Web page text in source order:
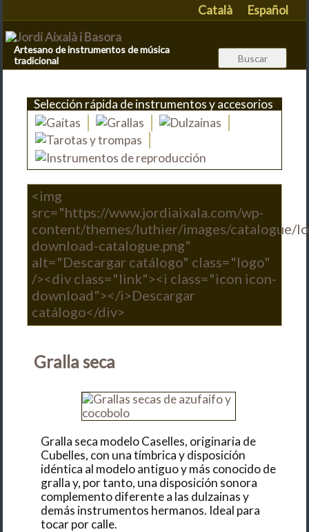
Català Español
Artesano de instrumentos de música
tradicional
Selección rápida de instrumentos y accesorios
<img
src="https://www.jordiaixala.com/wp-
content/themes/luthier/images/catalogue/
download-catalogue.png"
alt="Descargar catálogo" class="logo"
/><div class="link"><i class="icon icon-
download"></i>Descargar
catálogo</div>
Gralla seca
Gralla seca modelo Caselles, originaria de
Cubelles, con una tímbrica y disposición
idéntica al modelo antiguo y más conocido de
gralla y, por tanto, una disposición sonora
complemento diferente a las dulzainas y
demás instrumentos hermanos. Ideal para
tocar por calle.